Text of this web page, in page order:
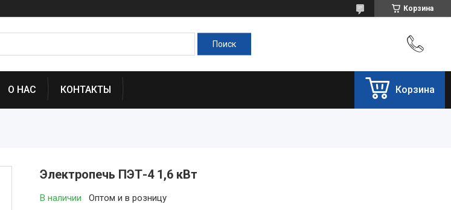
Корзина
О НАС КОНТАКТЫ Корзина
Электропечь ПЭТ-4 1,6 кВт
В наличии Оптом и в розницу